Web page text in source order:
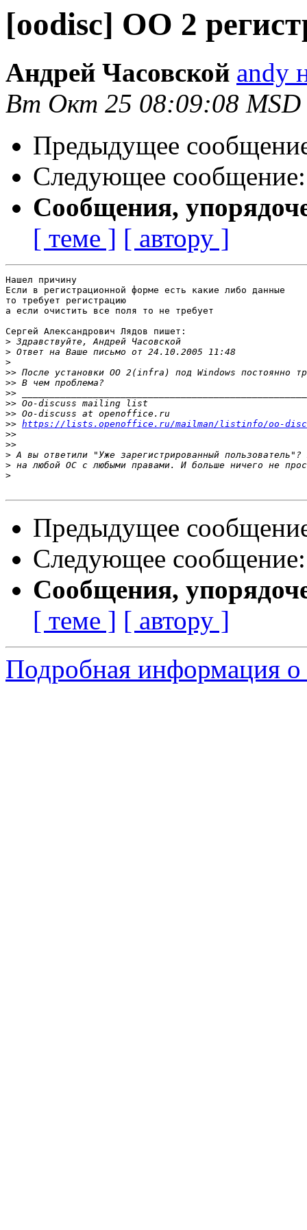
[oodisc] OO 2
Андрей Часовской andy
Вт Окт 25 08:09:08 MSD
Предыдущее
Следующее
Сообщения,
[ теме ] [ автору ]
Нашел причину
Если в регистрационной форме есть какие либо данные
то требует регистрацию
а если очистить все поля то не требует
Сергей Александрович Лядов пишет:
>
>
>
>>
>>
>>
>>
>>
>> https://lists.openoffice.ru/mailman/listinfo/oo-
>>
>>
>
>
>
Предыдущее
Следующее
Сообщения,
[ теме ] [ автору ]
Подробная информация о